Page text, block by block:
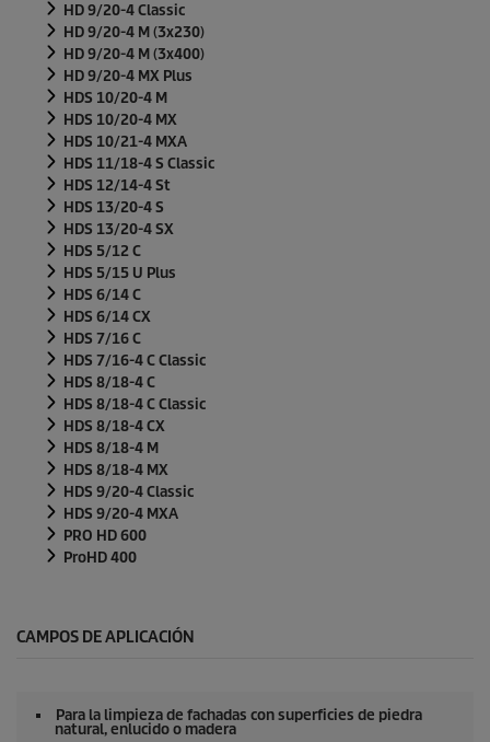
HD 9/20-4 Classic
HD 9/20-4 M (3x230)
HD 9/20-4 M (3x400)
HD 9/20-4 MX Plus
HDS 10/20-4 M
HDS 10/20-4 MX
HDS 10/21-4 MXA
HDS 11/18-4 S Classic
HDS 12/14-4 St
HDS 13/20-4 S
HDS 13/20-4 SX
HDS 5/12 C
HDS 5/15 U Plus
HDS 6/14 C
HDS 6/14 CX
HDS 7/16 C
HDS 7/16-4 C Classic
HDS 8/18-4 C
HDS 8/18-4 C Classic
HDS 8/18-4 CX
HDS 8/18-4 M
HDS 8/18-4 MX
HDS 9/20-4 Classic
HDS 9/20-4 MXA
PRO HD 600
ProHD 400
CAMPOS DE APLICACIÓN
Para la limpieza de fachadas con superficies de piedra
natural, enlucido o madera